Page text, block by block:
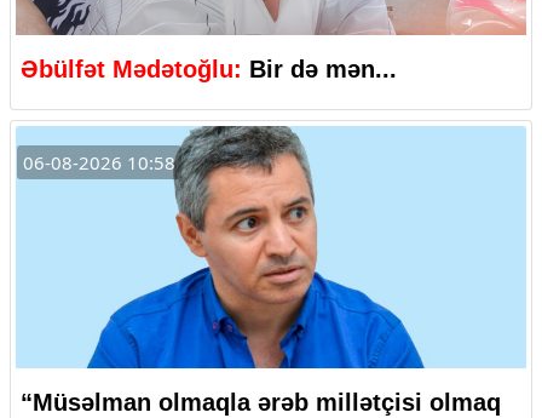
Əbülfət Mədətoğlu: Bir də mən...
06-08-2026 10:58
“Müsəlman olmaqla ərəb millətçisi olmaq